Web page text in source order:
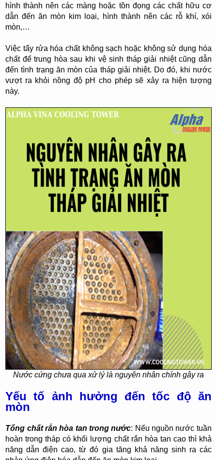
hình thành nên các màng hoặc tồn đọng các chất hữu cơ
dẫn đến ăn mòn kim loại, hình thành nên các rỗ khí, xói
mòn,…
Việc tẩy rửa hóa chất không sạch hoặc không sử dụng hóa
chất để trung hòa sau khi vệ sinh tháp giải nhiệt cũng dẫn
đến tình trạng ăn mòn của tháp giải nhiệt. Do đó, khi nước
vượt ra khỏi nồng độ pH cho phép sẽ xảy ra hiện tượng
này.
Nước cứng chưa qua xử lý là nguyên nhân chính gây ra
Yếu tố ảnh hưởng đến tốc độ ăn
mòn
Tổng chất rắn hòa tan trong nước: Nếu nguồn nước tuần
hoàn trong tháp có khối lượng chất rắn hòa tan cao thì khả
năng dẫn điện cao, từ đó gia tăng khả năng sinh ra các